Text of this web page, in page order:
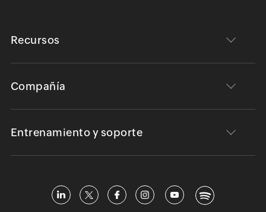
Recursos
Compañía
Entrenamiento y soporte